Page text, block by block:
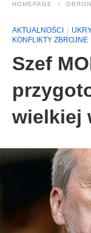
HOMEPAGE
AKTUALNOŚCI
KONFLIKTY ZBROJNE
Szef
wielkiej